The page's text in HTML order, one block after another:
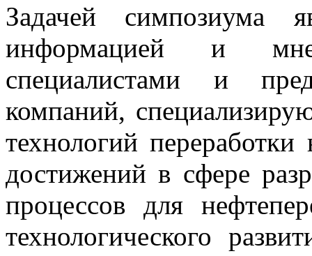
Задачей симпозиума
информацией и
специалистами и
компаний,
технологий
достижений в сфере
процессов для
технологического